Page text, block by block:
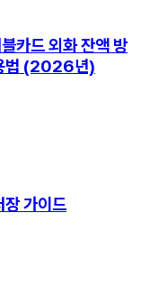
카드 외화 잔액 방
법 (2026년)
장 가이드